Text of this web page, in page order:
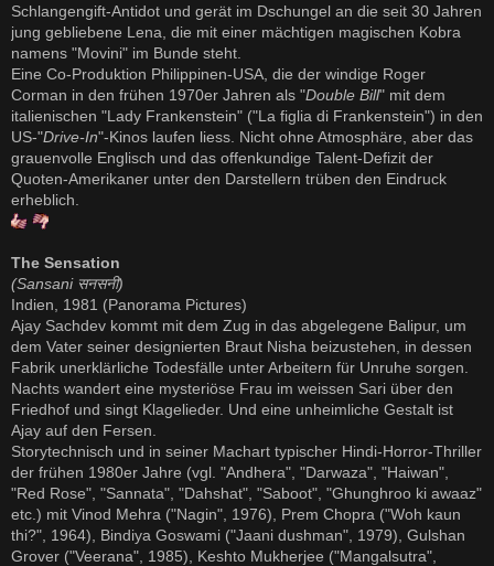
Schlangengift-Antidot und gerät im Dschungel an die seit 30 Jahren
jung gebliebene Lena, die mit einer mächtigen magischen Kobra
namens "Movini" im Bunde steht.
Eine Co-Produktion Philippinen-USA, die der windige Roger
Corman in den frühen 1970er Jahren als "Double Bill" mit dem
italienischen "Lady Frankenstein" ("La figlia di Frankenstein") in den
US-"Drive-In"-Kinos laufen liess. Nicht ohne Atmosphäre, aber das
grauenvolle Englisch und das offenkundige Talent-Defizit der
Quoten-Amerikaner unter den Darstellern trüben den Eindruck
erheblich.
The Sensation
(Sansani सनसनी)
Indien, 1981 (Panorama Pictures)
Ajay Sachdev kommt mit dem Zug in das abgelegene Balipur, um
dem Vater seiner designierten Braut Nisha beizustehen, in dessen
Fabrik unerklärliche Todesfälle unter Arbeitern für Unruhe sorgen.
Nachts wandert eine mysteriöse Frau im weissen Sari über den
Friedhof und singt Klagelieder. Und eine unheimliche Gestalt ist
Ajay auf den Fersen.
Storytechnisch und in seiner Machart typischer Hindi-Horror-Thriller
der frühen 1980er Jahre (vgl. "Andhera", "Darwaza", "Haiwan",
"Red Rose", "Sannata", "Dahshat", "Saboot", "Ghunghroo ki awaaz"
etc.) mit Vinod Mehra ("Nagin", 1976), Prem Chopra ("Woh kaun
thi?", 1964), Bindiya Goswami ("Jaani dushman", 1979), Gulshan
Grover ("Veerana", 1985), Keshto Mukherjee ("Mangalsutra",